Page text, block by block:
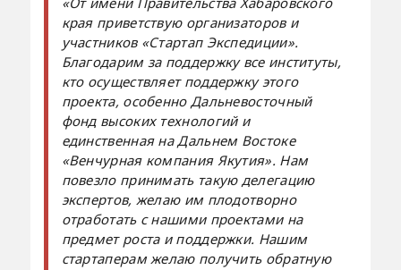
края приветствую организаторов и
участников «Стартап Экспедиции».
Благодарим за поддержку все институты,
кто осуществляет поддержку этого
проекта, особенно Дальневосточный
фонд высоких технологий и
единственная на Дальнем Востоке
«Венчурная компания Якутия». Нам
повезло принимать такую делегацию
экспертов, желаю им плодотворно
отработать с нашими проектами на
предмет роста и поддержки. Нашим
стартаперам желаю получить обратную